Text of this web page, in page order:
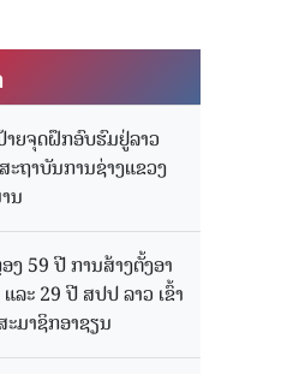
າຍຈຸດຝຶກອົບຮົມຢູ່ລາວ
ະຖາບັນການຊ່າງແຂວງ
ນ
ງ 59 ປີ ການສ້າງຕັ້ງອາ
ລະ 29 ປີ ສປປ ລາວ ເຂົ້າ
ະມາຊິກອາຊຽນ